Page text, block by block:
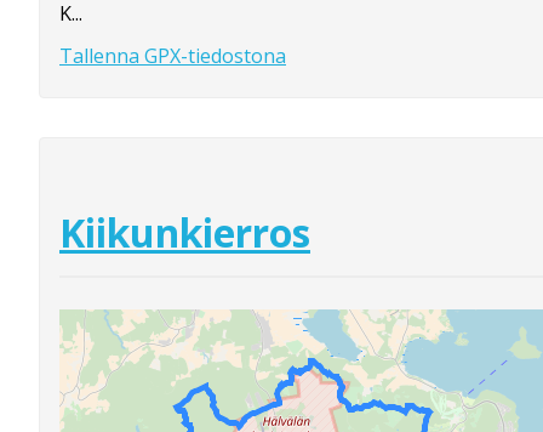
K...
Tallenna GPX-tiedostona
Kiikunkierros